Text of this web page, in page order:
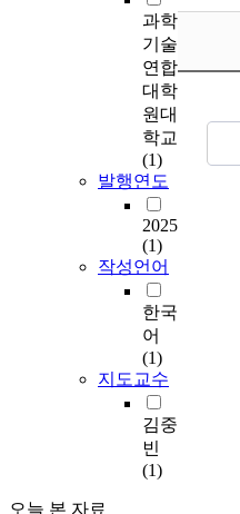
과학
기술
연합
대학
원대
학교
(1)
발행연도
2025
(1)
작성언어
한국
어
(1)
지도교수
김중
빈
(1)
오늘 본 자료